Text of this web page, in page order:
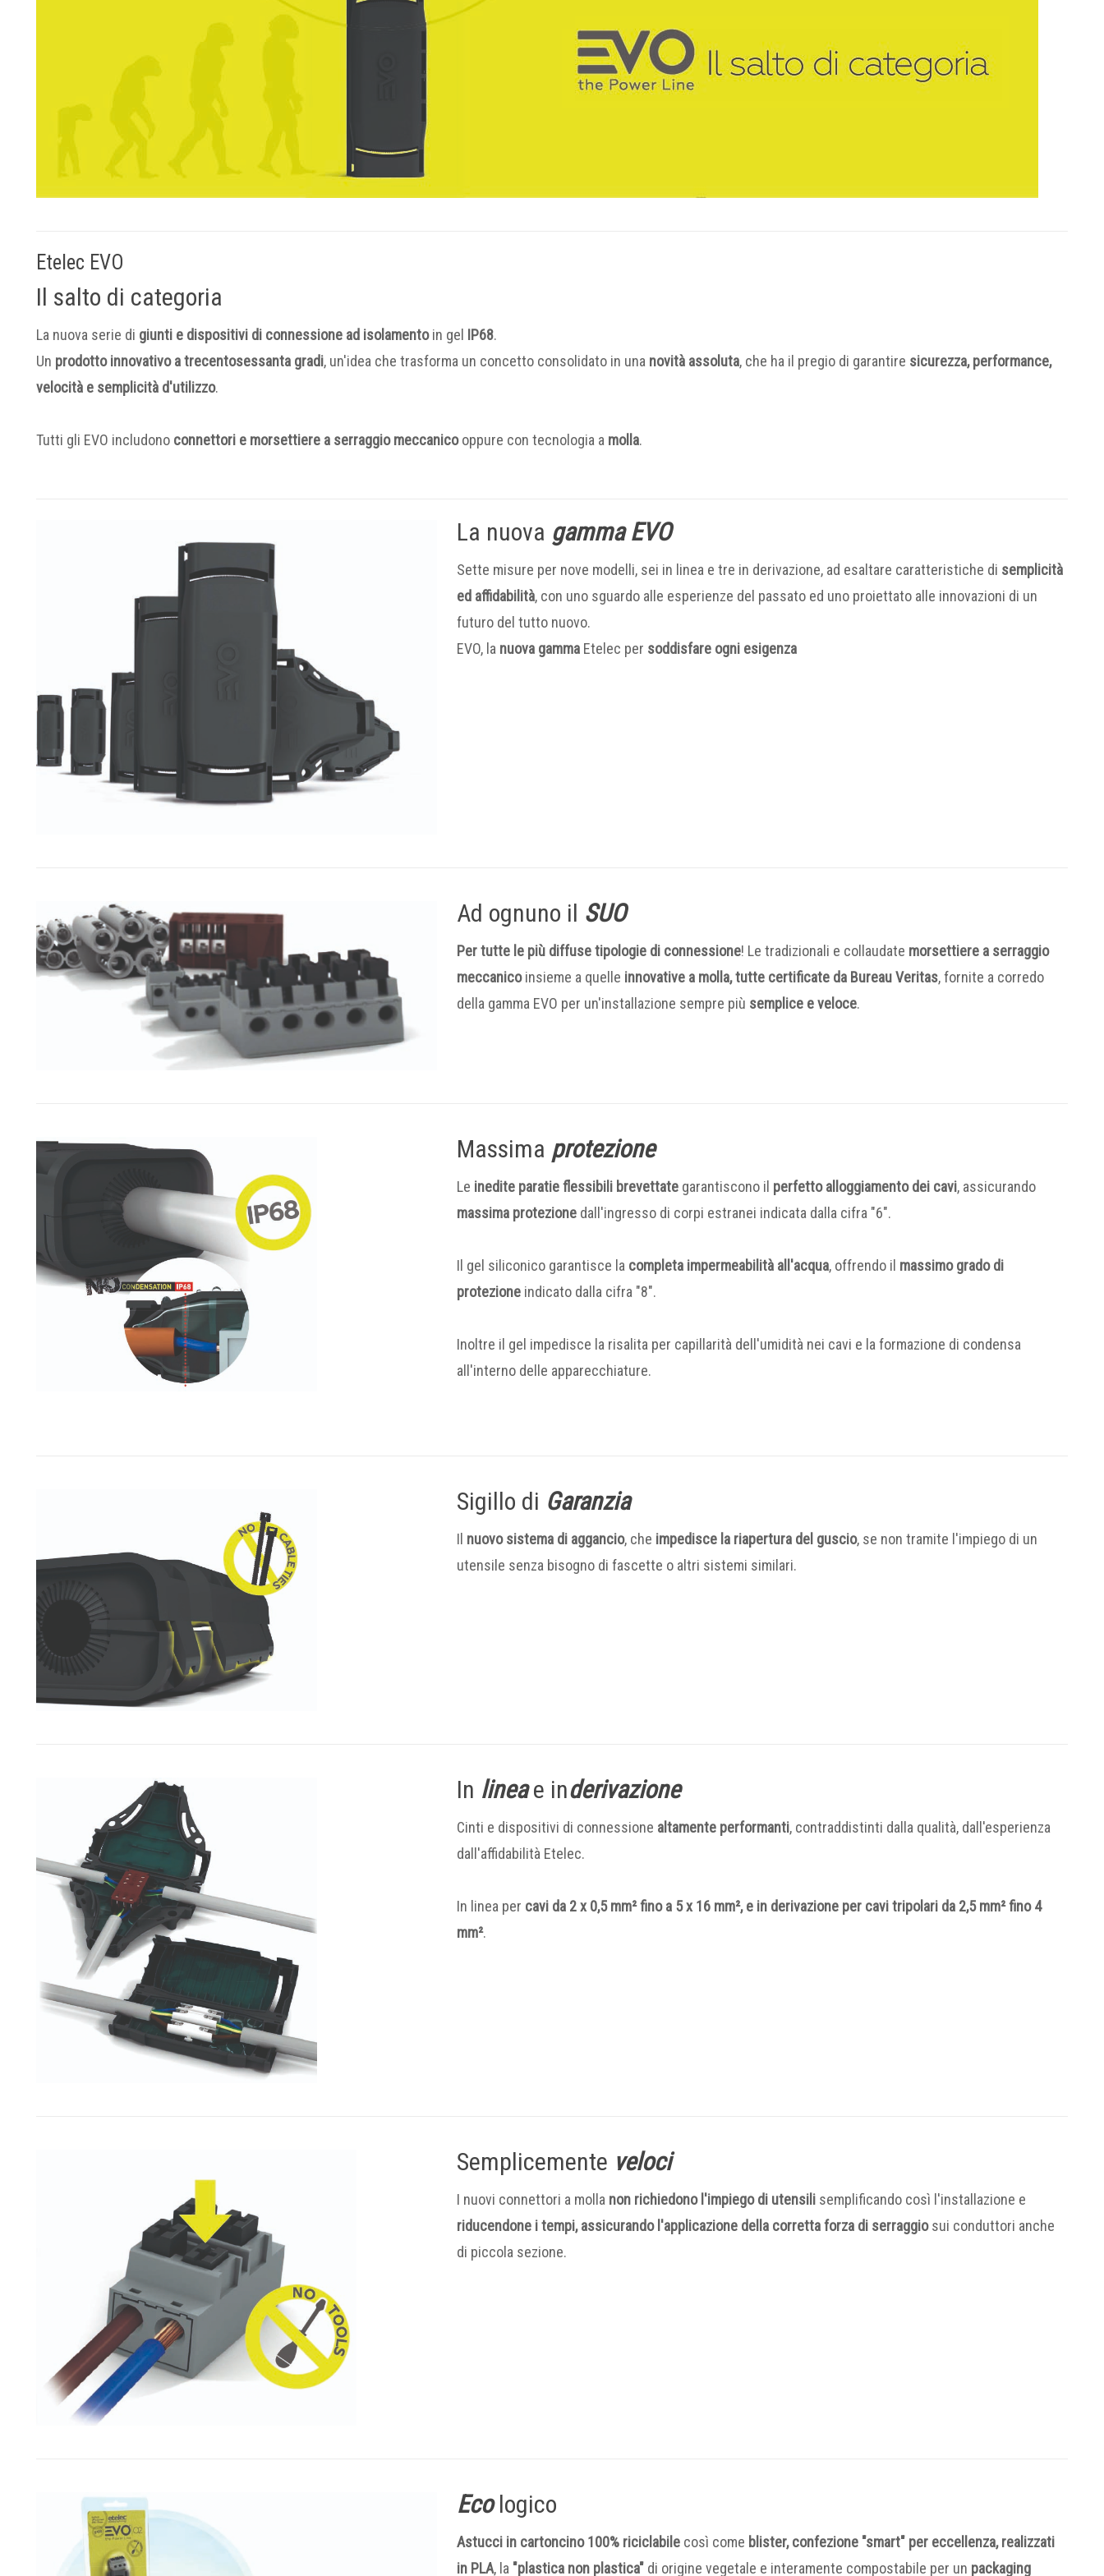
Etelec EVO
Il salto di categoria
La nuova serie di giunti e dispositivi di connessione ad isolamentoin gel IP68.
Un prodotto innovativo a trecentosessanta gradi, un'idea che trasforma un concetto consolidato in una novità assoluta, che ha il pregio di garantire sicurezza, performance,
velocità e semplicità d'utilizzo.
Tutti gli EVO includono connettori e morsettiere a serraggio meccanicooppure con tecnologia a molla.
La nuova gamma EVO
Sette misure per nove modelli, sei in linea e tre in derivazione, ad esaltare caratteristiche di semplicità
ed affidabilità, con uno sguardo alle esperienze del passato ed uno proiettato alle innovazioni di un
futuro del tutto nuovo.
EVO, la nuova gamma Etelec per soddisfare ogni esigenza
Ad ognuno il SUO
Per tutte le più diffuse tipologie di connessione! Le tradizionali e collaudate morsettiere a serraggio
meccanicoinsieme a quelle innovative a molla, tutte certificate da Bureau Veritas, fornite a corredo
della gamma EVO per un'installazione sempre più semplice e veloce.
Massima protezione
Le inedite paratie flessibili brevettate garantiscono il perfetto alloggiamento dei cavi, assicurando
massima protezione dall'ingresso di corpi estranei indicata dalla cifra "6".
Il gel siliconico garantisce la completa impermeabilità all'acqua, offrendo il massimo grado di
protezione indicato dalla cifra "8".
Inoltre il gel impedisce la risalita per capillarità dell'umidità nei cavi e la formazione di condensa
all'interno delle apparecchiature.
Sigillo di Garanzia
Il nuovo sistema di aggancio, che impedisce la riapertura del guscio, se non tramite l'impiego di un
utensile senza bisogno di fascette o altri sistemi similari.
In lineae inderivazione
Cinti e dispositivi di connessione altamente performanti, contraddistinti dalla qualità, dall'esperienza
dall'affidabilità Etelec.
In linea per cavi da 2 x 0,5 mm² fino a 5 x 16 mm², e in derivazione per cavi tripolari da 2,5 mm² fino 4
mm².
Semplicemente veloci
I nuovi connettori a molla non richiedono l'impiego di utensili semplificando così l'installazione e
riducendone i tempi, assicurando l'applicazione della corretta forza di serraggiosui conduttori anche
di piccola sezione.
Ecologico
Astucci in cartoncino 100% riciclabile così come blister, confezione "smart" per eccellenza, realizzati
in PLA, la "plastica non plastica" di origine vegetale e interamente compostabile per un packaging